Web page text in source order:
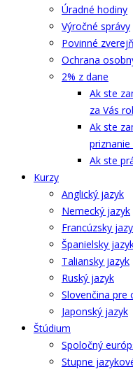
Úradné hodiny
Výročné správy
Povinné
Ochrana
2% z dane
Ak ste
za Vás
Ak ste
priznanie
Ak ste
Kurzy
Anglický jazyk
Nemecký jazyk
Francúzsky
Španielsky
Taliansky jazyk
Ruský jazyk
Slovenčina pre
Japonský jazyk
Štúdium
Spoločný
Stupne